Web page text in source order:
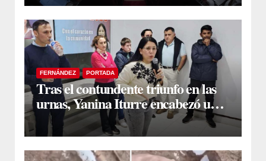
FERNÁNDEZ PORTADA
Tras el contundente triunfo en las
urnas, Yanina Iturre encabezó un
encuentro con vecinos y dirigentes
en Fernández